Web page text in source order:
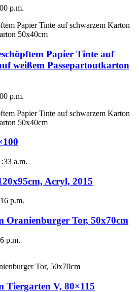
p.m.
Papier Tinte auf schwarzem Karton
50x40cm
Papier Tinte auf
weißem Passepartoutkarton
p.m.
Papier Tinte auf schwarzem Karton
50x40cm
a.m.
Acryl, 2015
p.m.
Oranienburger Tor, 50x70cm
p.m.
Tor, 50x70cm
Tiergarten V, 80×115